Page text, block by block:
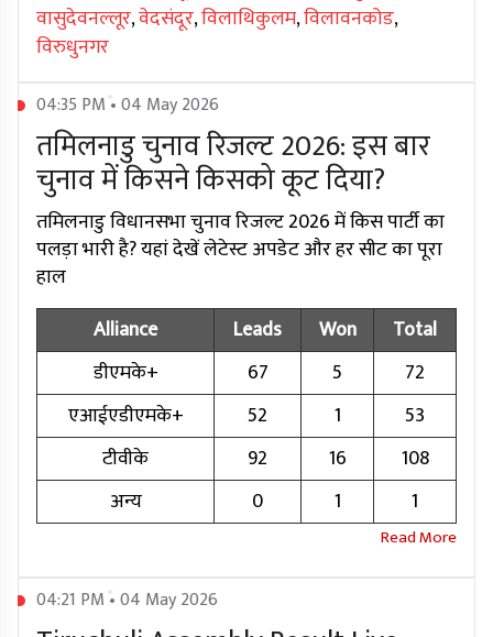
वासुदेवनल्लूर,वेदसंदूर,विलाथिकुलम,विलावनकोड,
विरुधुनगर
04:35 PM • 04 May 2026
तमिलनाडु चुनाव रिजल्ट 2026: इस बार
चुनाव में किसने किसको कूट दिया?
तमिलनाडु विधानसभा चुनाव रिजल्ट 2026 में किस पार्टी का
पलड़ा भारी है? यहां देखें लेटेस्ट अपडेट और हर सीट का पूरा
हाल
Alliance
Leads Won
Total
डीएमके+
67 5
72
एआईएडीएमके+
52 1
53
टीवीके
92 16
108
अन्य
0 1 1
04:21 PM • 04 May 2026